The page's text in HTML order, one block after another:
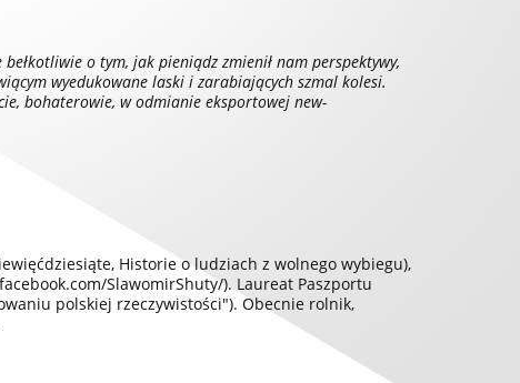
o tym, jak pieniądz zmienił nam perspektywy,
wyedukowane laski i zarabiających szmal kolesi.
bohaterowie, w odmianie eksportowej new-
Historie o ludziach z wolnego wybiegu),
SlawomirShuty/). Laureat Paszportu
polskiej rzeczywistości"). Obecnie rolnik,